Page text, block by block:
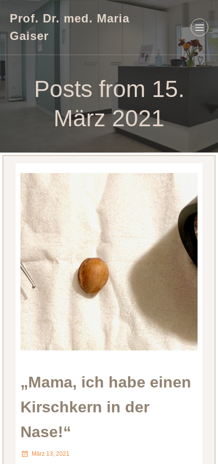
Prof. Dr. med. Maria
Gaiser
Posts from 15.
März 2021
„Mama, ich habe einen
Kirschkern in der
Nase!“
März 13, 2021